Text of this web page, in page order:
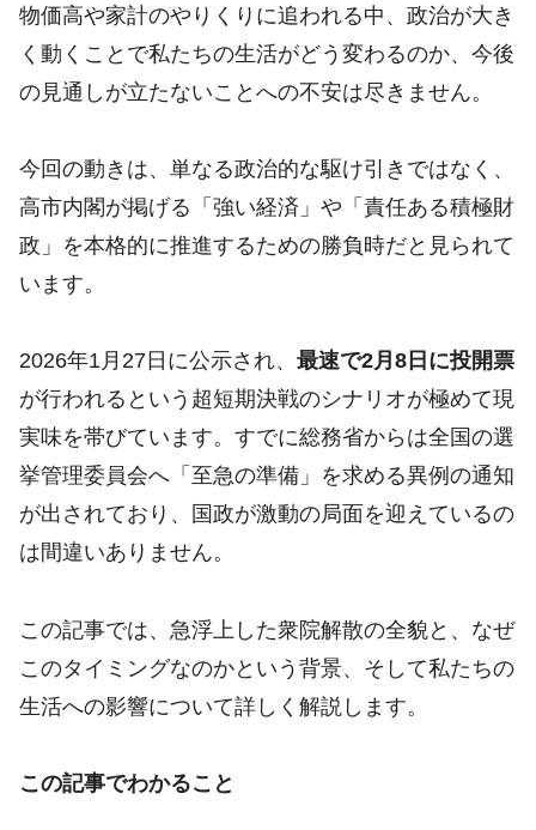
物価高や家計のやりくりに追われる中、政治が大き
く動くことで私たちの生活がどう変わるのか、今後
の見通しが立たないことへの不安は尽きません。
今回の動きは、単なる政治的な駆け引きではなく、
高市内閣が掲げる「強い経済」や「責任ある積極財
政」を本格的に推進するための勝負時だと見られて
います。
2026年1月27日に公示され、 最速で2月8日に投開票
が行われるという超短期決戦のシナリオが極めて現
実味を帯びています。すでに総務省からは全国の選
挙管理委員会へ「至急の準備」を求める異例の通知
が出されており、国政が激動の局面を迎えているの
は間違いありません。
この記事では、急浮上した衆院解散の全貌と、なぜ
このタイミングなのかという背景、そして私たちの
生活への影響について詳しく解説します。
この記事でわかること